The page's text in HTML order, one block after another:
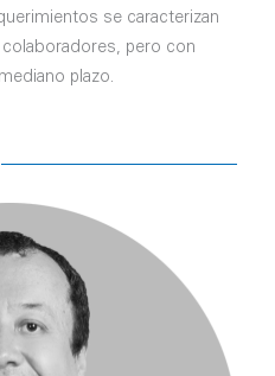
se caracterizan
pero con
plazo.